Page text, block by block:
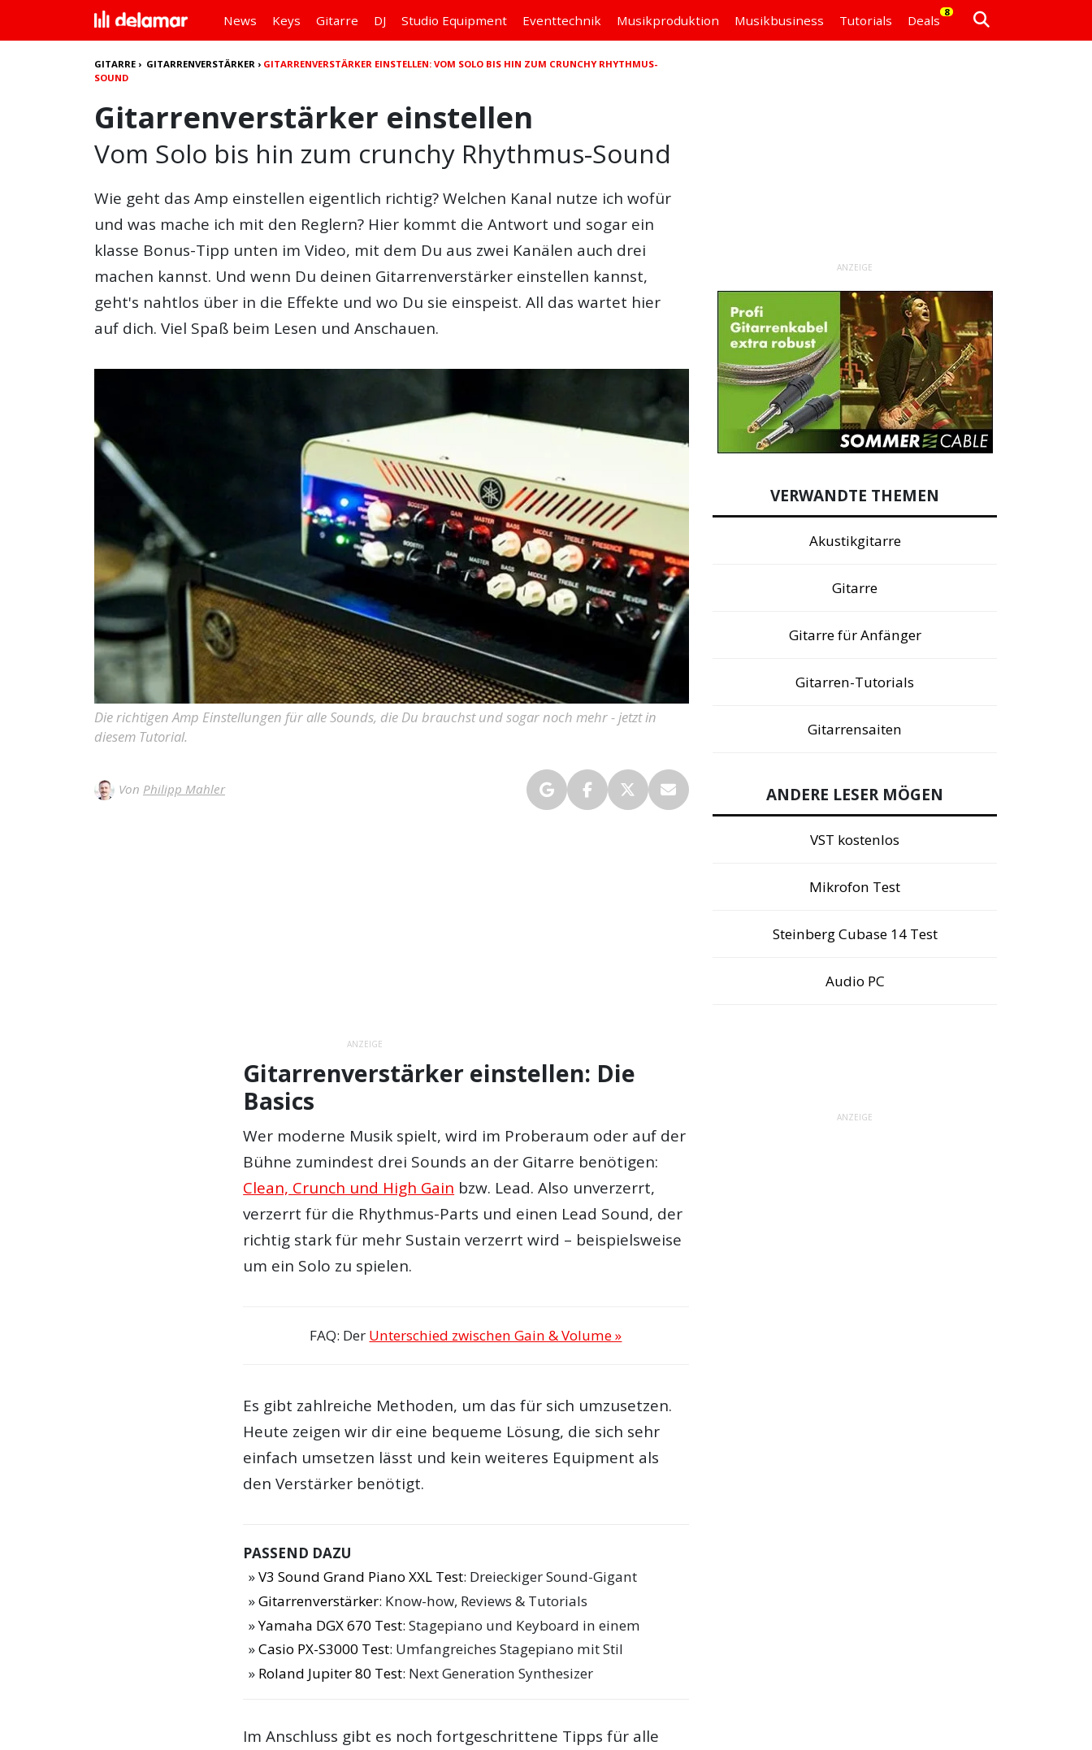
News Keys Gitarre DJ Studio Equipment Eventtechnik Musikproduktion Musikbusiness Tutorials Deals
8
GITARRE › GITARRENVERSTÄRKER › GITARRENVERSTÄRKER EINSTELLEN: VOM SOLO BIS HIN ZUM CRUNCHY RHYTHMUS-
SOUND
Gitarrenverstärker einstellen
Vom Solo bis hin zum crunchy Rhythmus-Sound
Wie geht das Amp einstellen eigentlich richtig? Welchen Kanal nutze ich wofür
und was mache ich mit den Reglern? Hier kommt die Antwort und sogar ein
klasse Bonus-Tipp unten im Video, mit dem Du aus zwei Kanälen auch drei
machen kannst. Und wenn Du deinen Gitarrenverstärker einstellen kannst,
geht's nahtlos über in die Effekte und wo Du sie einspeist. All das wartet hier
auf dich. Viel Spaß beim Lesen und Anschauen.
Die richtigen Amp Einstellungen für alle Sounds, die Du brauchst und sogar noch mehr - jetzt in
diesem Tutorial.
Von Philipp Mahler
ANZEIGE
Gitarrenverstärker einstellen: Die
Basics
Wer moderne Musik spielt, wird im Proberaum oder auf der
Bühne zumindest drei Sounds an der Gitarre benötigen:
Clean, Crunch und High Gain bzw. Lead. Also unverzerrt,
verzerrt für die Rhythmus-Parts und einen Lead Sound, der
richtig stark für mehr Sustain verzerrt wird – beispielsweise
um ein Solo zu spielen.
FAQ: Der Unterschied zwischen Gain & Volume »
Es gibt zahlreiche Methoden, um das für sich umzusetzen.
Heute zeigen wir dir eine bequeme Lösung, die sich sehr
einfach umsetzen lässt und kein weiteres Equipment als
den Verstärker benötigt.
PASSEND DAZU
V3 Sound Grand Piano XXL Test: Dreieckiger Sound-Gigant
Gitarrenverstärker: Know-how, Reviews & Tutorials
Yamaha DGX 670 Test: Stagepiano und Keyboard in einem
Casio PX-S3000 Test: Umfangreiches Stagepiano mit Stil
Roland Jupiter 80 Test: Next Generation Synthesizer
Im Anschluss gibt es noch fortgeschrittene Tipps für alle
ANZEIGE
VERWANDTE THEMEN
Akustikgitarre
Gitarre
Gitarre für Anfänger
Gitarren-Tutorials
Gitarrensaiten
ANDERE LESER MÖGEN
VST kostenlos
Mikrofon Test
Steinberg Cubase 14 Test
Audio PC
ANZEIGE